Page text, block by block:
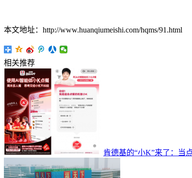
本文地址：http://www.huanqiumeishi.com/hqms/91.html
相关推荐
肯德基的“小K”来了：当